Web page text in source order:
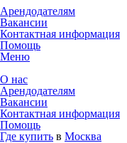
Арендодателям
Вакансии
Контактная информация
Помощь
Меню
О нас
Арендодателям
Вакансии
Контактная информация
Помощь
Где купить в Москва